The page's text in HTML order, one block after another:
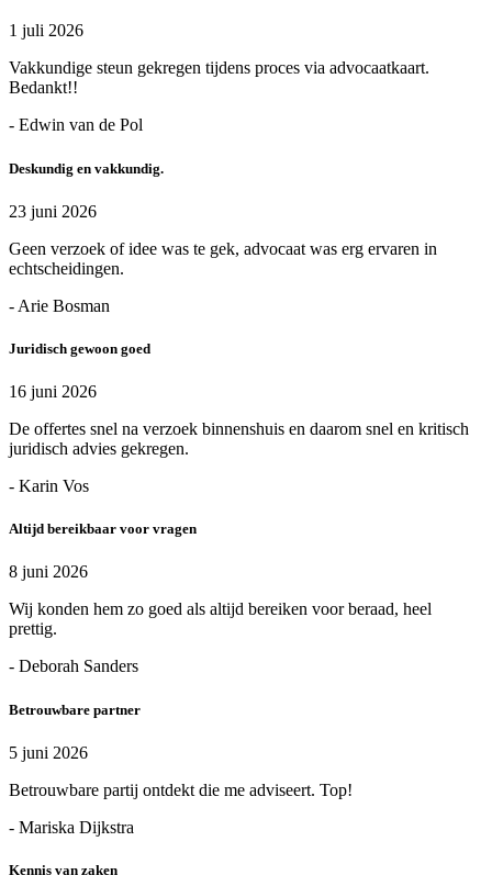
1 juli 2026
Vakkundige steun gekregen tijdens proces via advocaatkaart.
Bedankt!!
- Edwin van de Pol
Deskundig en vakkundig.
23 juni 2026
Geen verzoek of idee was te gek, advocaat was erg ervaren in
echtscheidingen.
- Arie Bosman
Juridisch gewoon goed
16 juni 2026
De offertes snel na verzoek binnenshuis en daarom snel en kritisch
juridisch advies gekregen.
- Karin Vos
Altijd bereikbaar voor vragen
8 juni 2026
Wij konden hem zo goed als altijd bereiken voor beraad, heel
prettig.
- Deborah Sanders
Betrouwbare partner
5 juni 2026
Betrouwbare partij ontdekt die me adviseert. Top!
- Mariska Dijkstra
Kennis van zaken